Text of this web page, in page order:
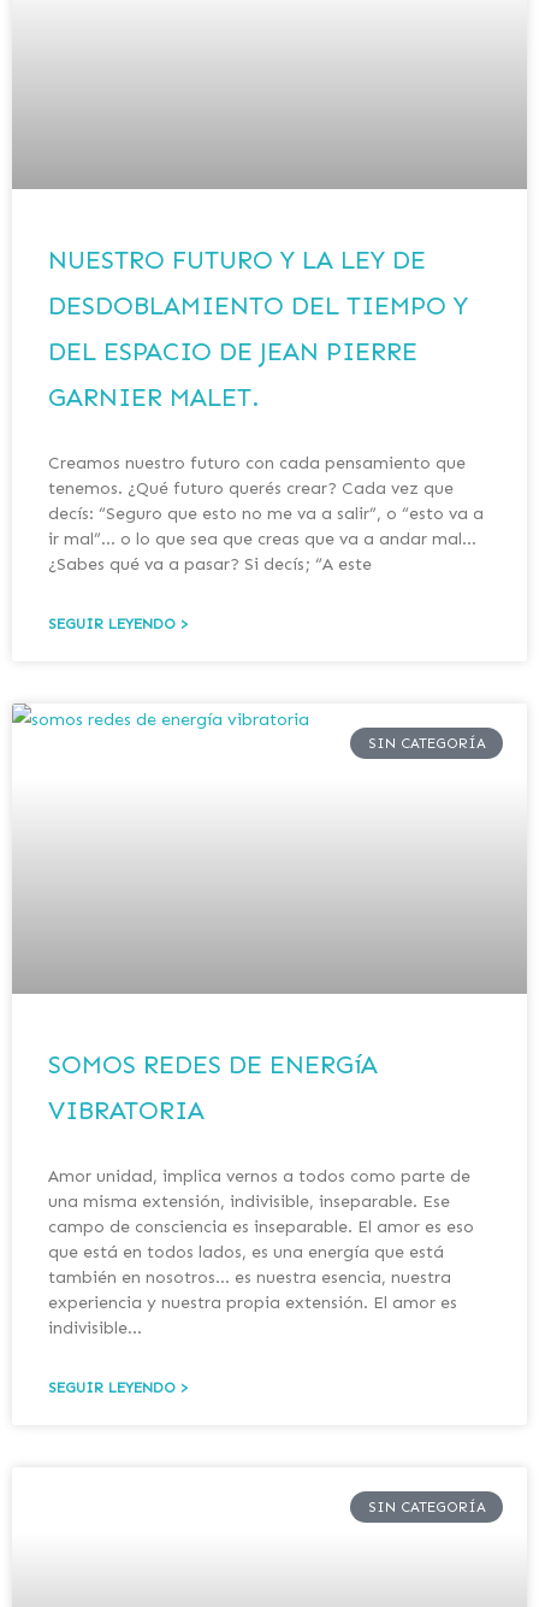
NUESTRO FUTURO Y LA LEY DE
DESDOBLAMIENTO DEL TIEMPO Y
DEL ESPACIO DE JEAN PIERRE
GARNIER MALET.
Creamos nuestro futuro con cada pensamiento que
tenemos. ¿Qué futuro querés crear? Cada vez que
decís: “Seguro que esto no me va a salir”, o “esto va a
ir mal”… o lo que sea que creas que va a andar mal…
¿Sabes qué va a pasar? Si decís; “A este
SEGUIR LEYENDO >
SIN CATEGORÍA
SOMOS REDES DE ENERGíA
VIBRATORIA
Amor unidad, implica vernos a todos como parte de
una misma extensión, indivisible, inseparable. Ese
campo de consciencia es inseparable. El amor es eso
que está en todos lados, es una energía que está
también en nosotros… es nuestra esencia, nuestra
experiencia y nuestra propia extensión. El amor es
indivisible…
SEGUIR LEYENDO >
SIN CATEGORÍA